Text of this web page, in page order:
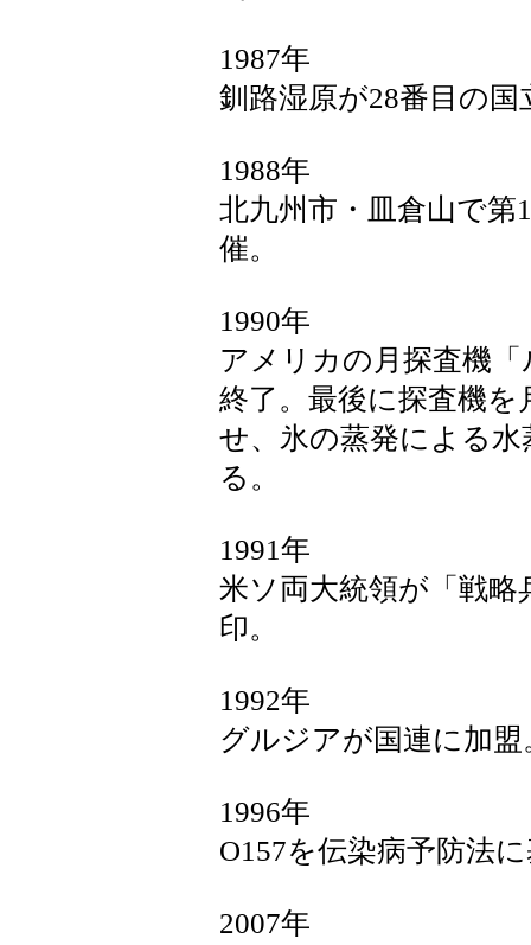
1987年
釧路湿原が28番目の国
1988年
北九州市・皿倉山で
催。
1990年
アメリカの月探査機
終了。最後に探査機
せ、氷の蒸発による
る。
1991年
米ソ両大統領が「戦略
印。
1992年
グルジアが国連に加盟
1996年
O157を伝染病予防法
2007年